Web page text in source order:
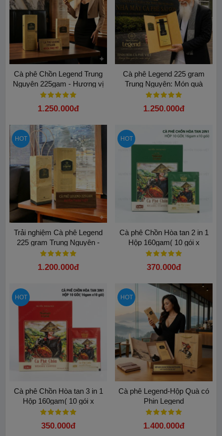
Cà phê Chồn Legend Trung
Nguyên 225gam - Hương vị
diệu kỳ cho cảm hứng sáng
tạo
1.250.000đ
Cà phê Legend 225 gram
Trung Nguyên: Món quà
thượng hạng cho nguyên thủ
quốc gia
1.250.000đ
HOT
Trải nghiệm Cà phê Legend
225 gram Trung Nguyên -
Khơi nguồn sáng tạo bất tận
1.200.000đ
HOT
Cà phê Chồn Hòa tan 2 in 1
Hộp 160gam( 10 gói x
16gam)
370.000đ
HOT
Cà phê Chồn Hòa tan 3 in 1
Hộp 160gam( 10 gói x
16gam)
350.000đ
HOT
Cà phê Legend-Hộp Quà có
Phin Legend
1.400.000đ